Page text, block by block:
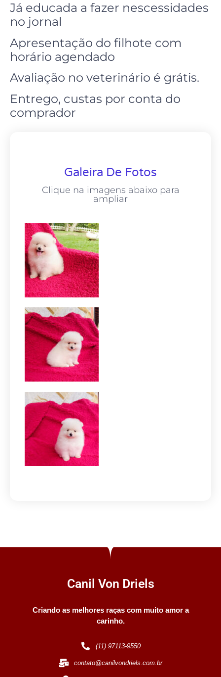
Já educada a fazer nescessidades
no jornal
Apresentação do filhote com
horário agendado
Avaliação no veterinário é grátis.
Entrego, custas por conta do
comprador
Galeira De Fotos
Clique na imagens abaixo para
ampliar
Canil Von Driels
Criando as melhores raças com muito amor a
carinho.
(11) 97113-9550
contato@canilvondriels.com.br